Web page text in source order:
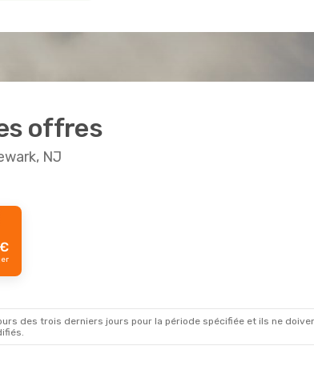
offres
NJ
des trois derniers jours pour la période spécifiée et ils ne